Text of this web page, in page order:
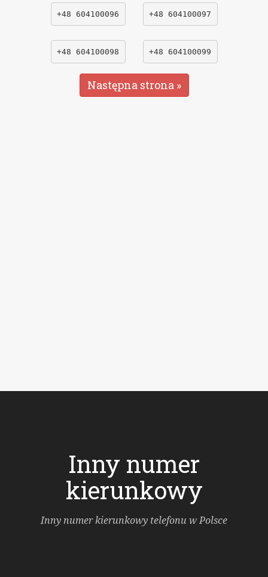
+48 604100096 +48 604100097
+48 604100098 +48 604100099
Następna strona »
Inny numer
kierunkowy
Inny numer kierunkowy telefonu w Polsce